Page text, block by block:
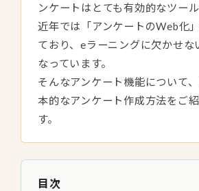
ンケートはとても有効的なツール
近年では「アンケートのWeb化
ており、eラーニングに欠かせな
なっています。
そんなアンケート機能について
本的なアンケート作成方法をご
す。
目次